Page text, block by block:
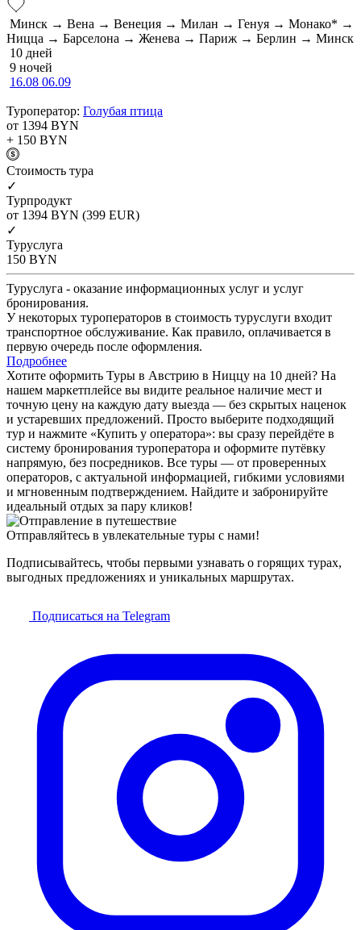
Минск → Вена → Венеция → Милан → Генуя → Монако* →
Ницца → Барселона → Женева → Париж → Берлин → Минск
10 дней
9 ночей
16.08 06.09
Туроператор: Голубая птица
от 1394 BYN
+ 150 BYN
Cтоимость тура
✓
Турпродукт
от 1394 BYN (399 EUR)
✓
Туруслуга
150 BYN
Туруслуга - оказание информационных услуг и услуг
бронирования.
У некоторых туроператоров в стоимость туруслуги входит
транспортное обслуживание. Как правило, оплачивается в
первую очередь после оформления.
Подробнее
Хотите оформить Туры в Австрию в Ниццу на 10 дней? На
нашем маркетплейсе вы видите реальное наличие мест и
точную цену на каждую дату выезда — без скрытых наценок
и устаревших предложений. Просто выберите подходящий
тур и нажмите «Купить у оператора»: вы сразу перейдёте в
систему бронирования туроператора и оформите путёвку
напрямую, без посредников. Все туры — от проверенных
операторов, с актуальной информацией, гибкими условиями
и мгновенным подтверждением. Найдите и забронируйте
идеальный отдых за пару кликов!
Отправляйтесь в увлекательные туры с нами!
Подписывайтесь, чтобы первыми узнавать о горящих турах,
выгодных предложениях и уникальных маршрутах.
Подписаться на Telegram